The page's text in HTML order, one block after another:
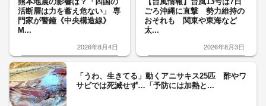
活断層は力を蓄え危ない」 専
門家が警鐘《中央構造線》
M...
2026年8月4日
ごろ沖縄に直撃 勢力維持の
おそれも 関東や東海など
太...
2026年8月3日
「うわ、生きてる」動くアニサキス25匹 酢やワ
サビでは死滅せず…「予防には加熱と...